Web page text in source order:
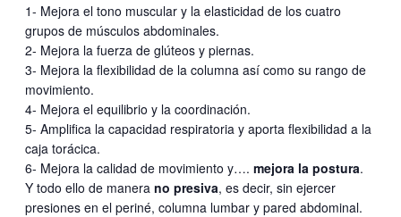
1- Mejora el tono muscular y la elasticidad de los cuatro
grupos de músculos abdominales.
2- Mejora la fuerza de glúteos y piernas.
3- Mejora la flexibilidad de la columna así como su rango de
movimiento.
4- Mejora el equilibrio y la coordinación.
5- Amplifica la capacidad respiratoria y aporta flexibilidad a la
caja torácica.
6- Mejora la calidad de movimiento y…. mejora la postura.
Y todo ello de manera no presiva, es decir, sin ejercer
presiones en el periné, columna lumbar y pared abdominal.